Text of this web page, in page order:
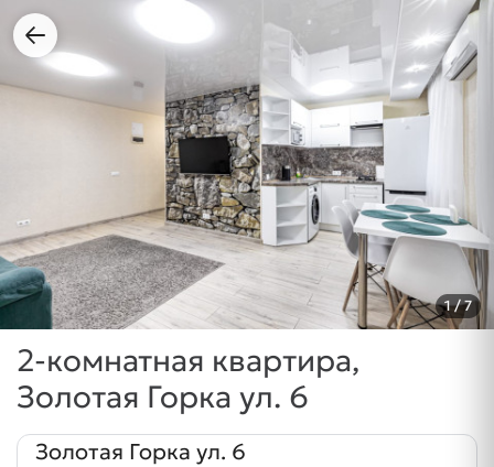
1/ 7
2-комнатная квартира,
Золотая Горка ул. 6
Золотая Горка ул. 6